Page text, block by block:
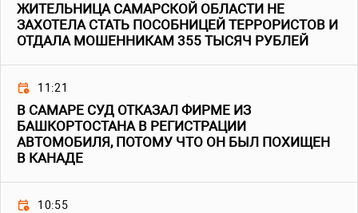
ЖИТЕЛЬНИЦА САМАРСКОЙ ОБЛАСТИ НЕ
ЗАХОТЕЛА СТАТЬ ПОСОБНИЦЕЙ ТЕРРОРИСТОВ И
ОТДАЛА МОШЕННИКАМ 355 ТЫСЯЧ РУБЛЕЙ
11:21
В САМАРЕ СУД ОТКАЗАЛ ФИРМЕ ИЗ
БАШКОРТОСТАНА В РЕГИСТРАЦИИ
АВТОМОБИЛЯ, ПОТОМУ ЧТО ОН БЫЛ ПОХИЩЕН
В КАНАДЕ
10:55